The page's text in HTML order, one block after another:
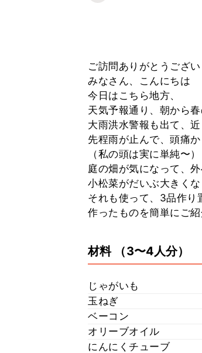
ご訪問ありがとうござ
みなさん、こんにちは
今日はこちら地方、
天気予報通り、朝から春
大雨洪水警報も出て、
先程雨が止んで、頭痛
（私の頭は実に単純〜）
庭の畑が気になって、
小松菜がだいぶ大きくな
それも使って、3品作り
作ったものを簡単にご
材料 （3〜4人分）
じゃがいも
玉ねぎ
ベーコン
オリーブオイル
にんにくチューブ